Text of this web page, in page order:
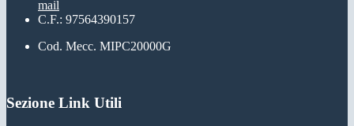
mail
C.F.: 97564390157
Cod. Mecc. MIPC20000G
Sezione Link Utili